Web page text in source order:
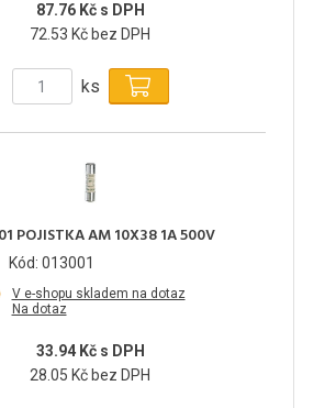
87.76 Kč s DPH
72.53 Kč bez DPH
ks
POJISTKA AM 10X38 1A 500V
Kód: 013001
V e-shopu skladem na dotaz
Na dotaz
33.94 Kč s DPH
28.05 Kč bez DPH